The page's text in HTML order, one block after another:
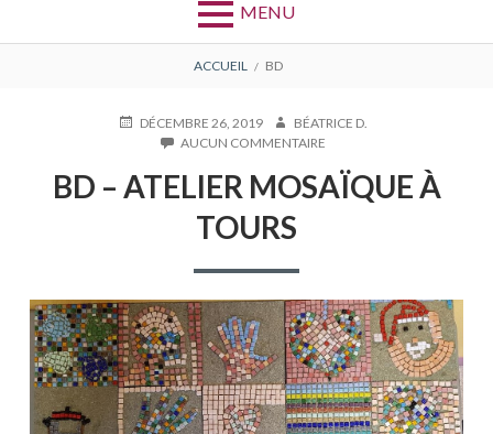
MENU
D'ARIANE
ACCUEIL BD
PUBLIÉDÉCEMBRE 26, 2019 AUTEUR
BÉATRICE D.
AUCUN COMMENTAIRE
–
ATELIER
BD – ATELIER MOSAÏQUE À
TOURS